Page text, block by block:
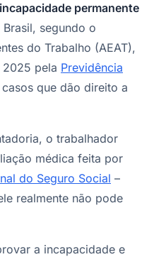
permanente
segundo o
do Trabalho (AEAT),
pela Previdência
que dão direito a
o trabalhador
médica feita por
do Seguro Social –
realmente não pode
a incapacidade e